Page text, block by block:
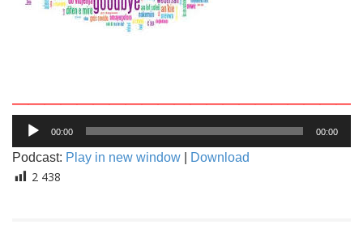
Lecteur
audio
00:00 00:00
Podcast: Play in new window Download
2 438